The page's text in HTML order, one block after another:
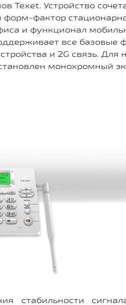
Texet. Устройство
форм-фактор
и функционал
все базовые
и 2G связь. Для
монохромный
стабильности